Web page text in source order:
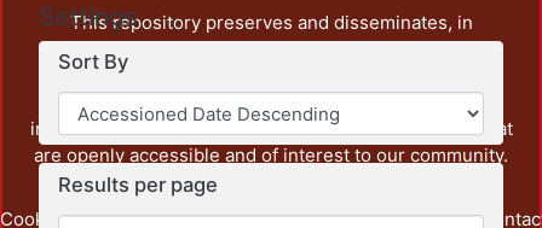
Settings
Sort By
Results per page
This repository preserves and disseminates, in
unrestricted open access, the teaching and research
output of UAM Azcapotzalco. It also includes some
administrative and graphic documents from the
institution, as well as content from other institutions that
are openly accessible and of interest to our community.
Cookie Privacy End User Send